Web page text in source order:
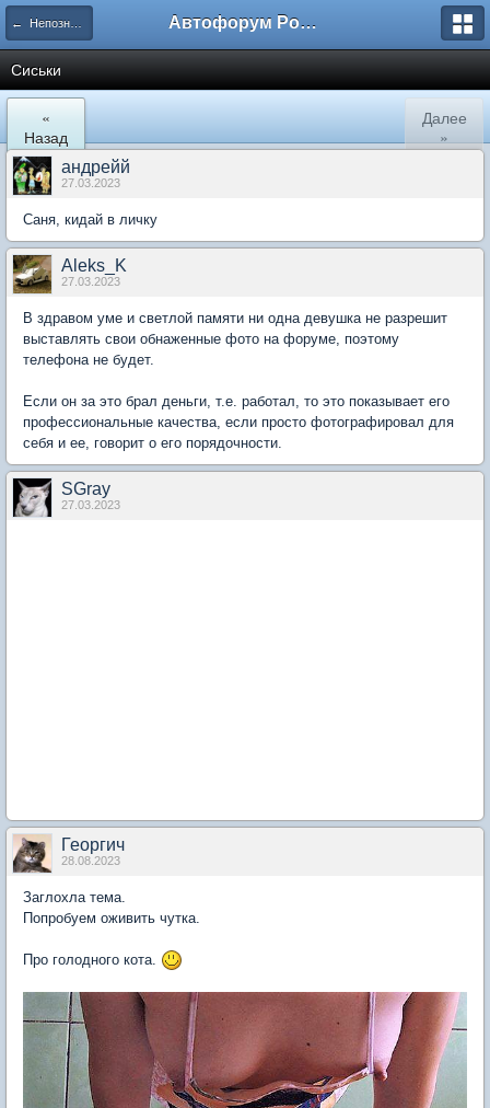
← Непознанное Автофорум Ростова-на-Дону
Сиськи
«
Назад
Далее
»
андрейй
27.03.2023
Саня, кидай в личку
Aleks_K
27.03.2023
В здравом уме и светлой памяти ни одна девушка не разрешит
выставлять свои обнаженные фото на форуме, поэтому
телефона не будет.
Если он за это брал деньги, т.е. работал, то это показывает его
профессиональные качества, если просто фотографировал для
себя и ее, говорит о его порядочности.
SGray
27.03.2023
Георгич
28.08.2023
Заглохла тема.
Попробуем оживить чутка.
Про голодного кота.